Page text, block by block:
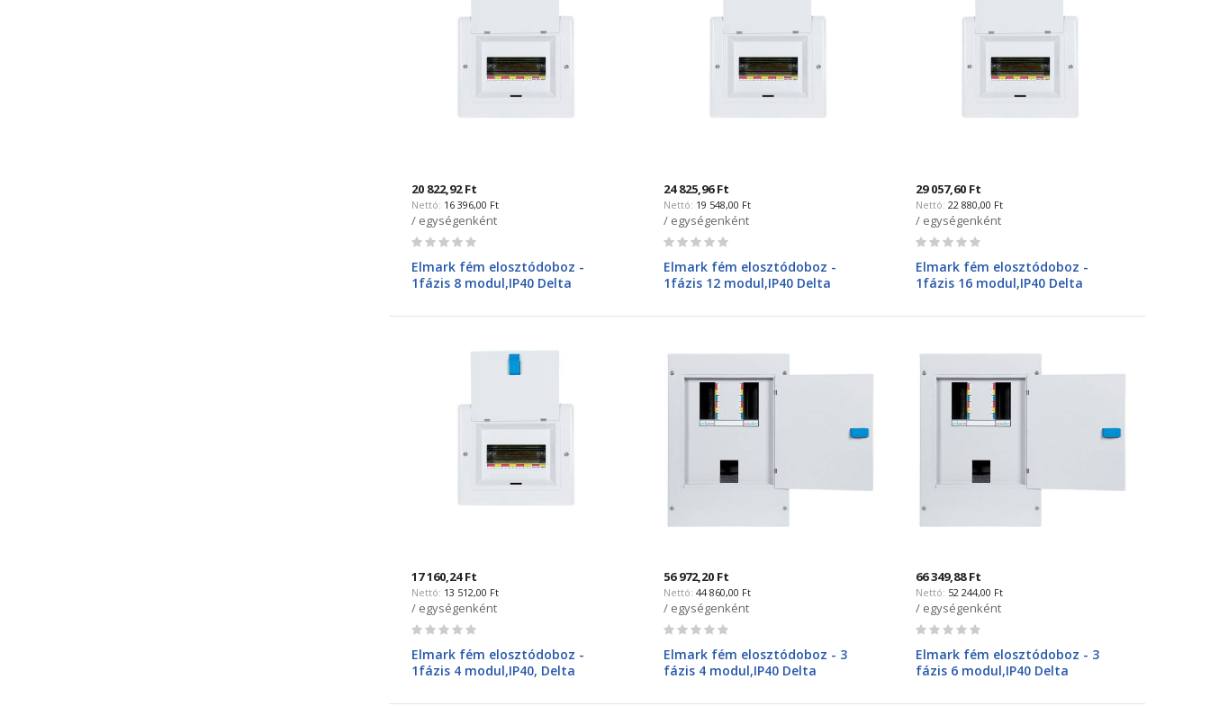
20 822,92 Ft
16 396,00 Ft
/ egységenként
Rating:
Elmark fém elosztódoboz -
1fázis 8 modul,IP40 Delta
24 825,96 Ft
19 548,00 Ft
/ egységenként
Rating:
Elmark fém elosztódoboz -
1fázis 12 modul,IP40 Delta
29 057,60 Ft
22 880,00 Ft
/ egységenként
Rating:
Elmark fém elosztódoboz -
1fázis 16 modul,IP40 Delta
17 160,24 Ft
13 512,00 Ft
/ egységenként
Rating:
Elmark fém elosztódoboz -
1fázis 4 modul,IP40, Delta
56 972,20 Ft
44 860,00 Ft
/ egységenként
Rating:
Elmark fém elosztódoboz - 3
fázis 4 modul,IP40 Delta
66 349,88 Ft
52 244,00 Ft
/ egységenként
Rating:
Elmark fém elosztódoboz - 3
fázis 6 modul,IP40 Delta